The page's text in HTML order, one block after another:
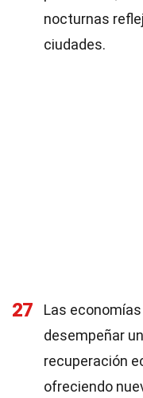
nocturnas
ciudades.
27
Las
desempeñar
recuperación
ofreciendo